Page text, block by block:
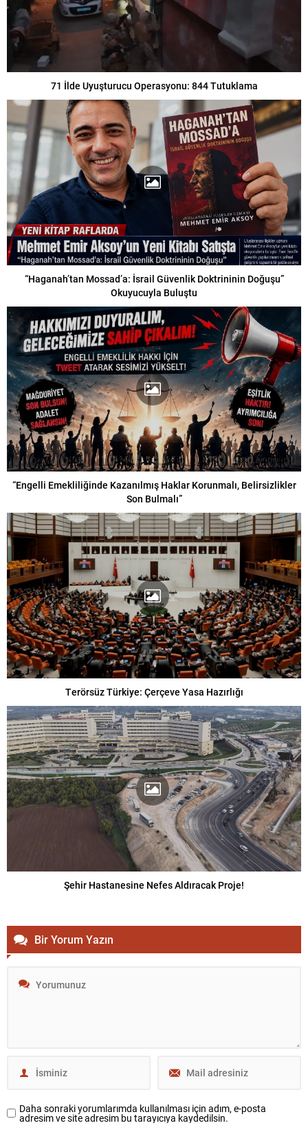
71 İlde Uyuşturucu Operasyonu: 844 Tutuklama
“Haganah’tan Mossad’a: İsrail Güvenlik Doktrininin Doğuşu”
Okuyucuyla Buluştu
“Engelli Emekliliğinde Kazanılmış Haklar Korunmalı, Belirsizlikler
Son Bulmalı”
Terörsüz Türkiye: Çerçeve Yasa Hazırlığı
Şehir Hastanesine Nefes Aldıracak Proje!
Bir Yorum Yazın
Daha sonraki yorumlarımda kullanılması için adım, e-posta
adresim ve site adresim bu tarayıcıya kaydedilsin.